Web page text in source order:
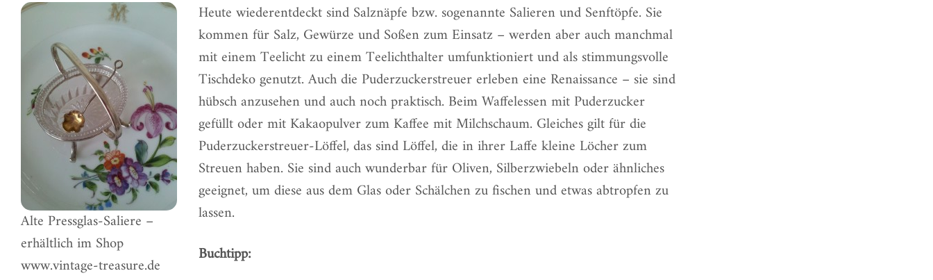
Alte Pressglas-Saliere –
erhältlich im Shop
www.vintage-treasure.de
Heute wiederentdeckt sindSalznäpfe bzw. sogenannte Salierenund Senftöpfe. Sie
kommen für Salz, Gewürze und Soßen zum Einsatz – werden aber auch manchmal
mit einem Teelicht zu einem Teelichthalter umfunktioniert und als stimmungsvolle
Tischdeko genutzt. Auch die Puderzuckerstreuer erleben eine Renaissance – sie sind
hübsch anzusehen und auch noch praktisch. Beim Waffelessen mit Puderzucker
gefüllt oder mit Kakaopulver zum Kaffee mit Milchschaum. Gleiches gilt für die
Puderzuckerstreuer-Löffel, das sind Löffel, die in ihrer Laffe kleine Löcher zum
Streuen haben. Sie sind auch wunderbar für Oliven, Silberzwiebeln oder ähnliches
geeignet, um diese aus dem Glas oder Schälchen zu fischen und etwas abtropfen zu
lassen.
Buchtipp: